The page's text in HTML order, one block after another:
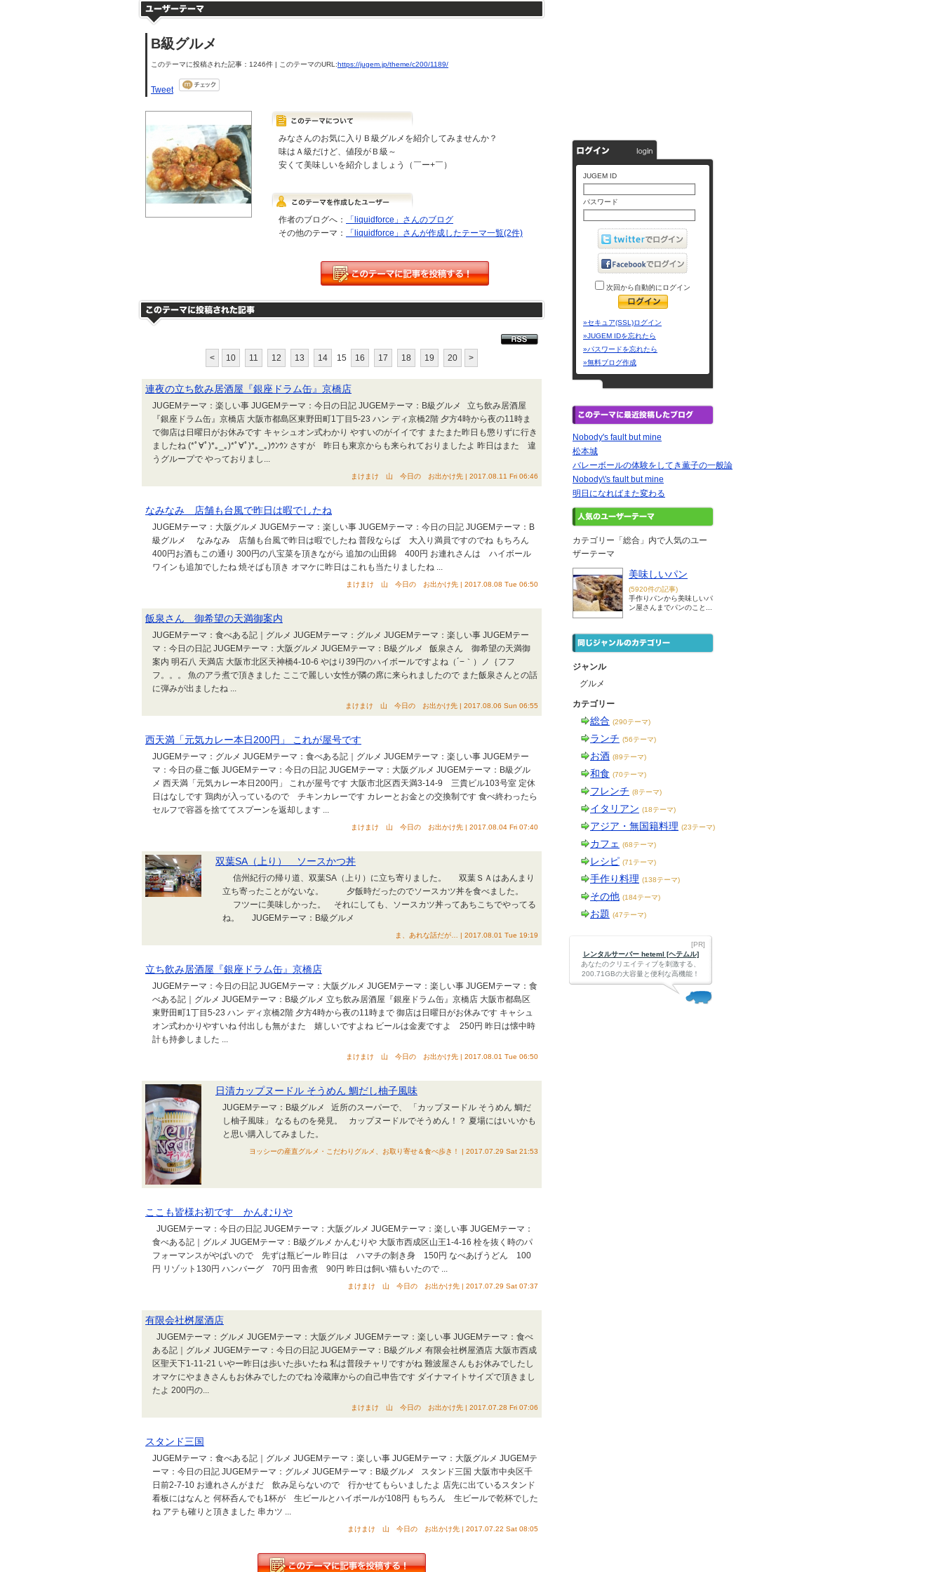
B級グルメ
このテーマに投稿された記事：1246件 | このテーマのURL:https://jugem.jp/theme/c200/1189/
Tweet
みなさんのお気に入りＢ級グルメを紹介してみませんか？
味はＡ級だけど、値段がＢ級～
安くて美味しいを紹介しましょう（￣ー+￣）
作者のブログへ：
「liquidforce」さんのブログ
その他のテーマ：
「liquidforce」さんが作成したテーマ一覧(2件)
< 10 11 12 13 14 15 16 17 18 19 20 >
連夜の立ち飲み居酒屋『銀座ドラム缶』京橋店
JUGEMテーマ：楽しい事 JUGEMテーマ：今日の日記 JUGEMテーマ：B級グルメ 立ち飲み居酒屋
『銀座ドラム缶』京橋店 大阪市都島区東野田町1丁目5-23 ハン ディ京橋2階 夕方4時から夜の11時ま
で御店は日曜日がお休みです キャシュオン式わかり やすいのがイイです またまた昨日も懲りずに行き
ましたね (*ﾟ∀ﾟ)*｡_｡)*ﾟ∀ﾟ)*｡_｡)ｳﾝｳﾝ さすが 昨日も東京からも来られておりましたよ 昨日はまた 違
うグループで やっておりまし...
まけまけ 山 今日の お出かけ先 | 2017.08.11 Fri 06:46
なみなみ 店舗も台風で昨日は暇でしたね
JUGEMテーマ：大阪グルメ JUGEMテーマ：楽しい事 JUGEMテーマ：今日の日記 JUGEMテーマ：B
級グルメ なみなみ 店舗も台風で昨日は暇でしたね 普段ならば 大入り満員ですのでね もちろん
400円お酒もこの通り 300円の八宝菜を頂きながら 追加の山田錦 400円 お連れさんは ハイボール
ワインも追加でしたね 焼そばも頂き オマケに昨日はこれも当たりましたね ...
まけまけ 山 今日の お出かけ先 | 2017.08.08 Tue 06:50
飯泉さん 御希望の天満御案内
JUGEMテーマ：食べある記｜グルメ JUGEMテーマ：グルメ JUGEMテーマ：楽しい事 JUGEMテー
マ：今日の日記 JUGEMテーマ：大阪グルメ JUGEMテーマ：B級グルメ 飯泉さん 御希望の天満御
案内 明石八 天満店 大阪市北区天神橋4-10-6 やはり39円のハイボールですよね（´−｀）ノ｛フフ
フ。。。 魚のアラ煮で頂きました ここで麗しい女性が隣の席に来られましたので また飯泉さんとの話
に弾みが出ましたね ...
まけまけ 山 今日の お出かけ先 | 2017.08.06 Sun 06:55
西天満「元気カレー本日200円」 これが屋号です
JUGEMテーマ：グルメ JUGEMテーマ：食べある記｜グルメ JUGEMテーマ：楽しい事 JUGEMテー
マ：今日の昼ご飯 JUGEMテーマ：今日の日記 JUGEMテーマ：大阪グルメ JUGEMテーマ：B級グル
メ 西天満「元気カレー本日200円」 これが屋号です 大阪市北区西天満3-14-9 三貴ビル103号室 定休
日はなしです 鶏肉が入っているので チキンカレーです カレーとお金との交換制です 食べ終わったら
セルフで容器を捨ててスプーンを返却します ...
まけまけ 山 今日の お出かけ先 | 2017.08.04 Fri 07:40
双葉SA（上り） ソースかつ丼
信州紀行の帰り道、双葉SA（上り）に立ち寄りました。 双葉ＳＡはあんまり
立ち寄ったことがないな。 夕飯時だったのでソースカツ丼を食べました。
フツーに美味しかった。 それにしても、ソースカツ丼ってあちこちでやってる
ね。 JUGEMテーマ：B級グルメ
ま、あれな話だが… | 2017.08.01 Tue 19:19
立ち飲み居酒屋『銀座ドラム缶』京橋店
JUGEMテーマ：今日の日記 JUGEMテーマ：大阪グルメ JUGEMテーマ：楽しい事 JUGEMテーマ：食
べある記｜グルメ JUGEMテーマ：B級グルメ 立ち飲み居酒屋『銀座ドラム缶』京橋店 大阪市都島区
東野田町1丁目5-23 ハン ディ京橋2階 夕方4時から夜の11時まで 御店は日曜日がお休みです キャシュ
オン式わかりやすいね 付出しも無がまた 嬉しいですよね ビールは金麦ですよ 250円 昨日は懐中時
計も持参しました ...
まけまけ 山 今日の お出かけ先 | 2017.08.01 Tue 06:50
日清カップヌードル そうめん 鯛だし柚子風味
JUGEMテーマ：B級グルメ 近所のスーパーで、 「カップヌードル そうめん 鯛だ
し柚子風味」 なるものを発見。 カップヌードルでそうめん！？ 夏場にはいいかも
と思い購入してみました。
ヨッシーの産直グルメ・こだわりグルメ、お取り寄せ＆食べ歩き！ | 2017.07.29 Sat 21:53
ここも皆様お初です かんむりや
JUGEMテーマ：今日の日記 JUGEMテーマ：大阪グルメ JUGEMテーマ：楽しい事 JUGEMテーマ：
食べある記｜グルメ JUGEMテーマ：B級グルメ かんむりや 大阪市西成区山王1-4-16 栓を抜く時のパ
フォーマンスがやばいので 先ずは瓶ビール 昨日は ハマチの剝き身 150円 なべあげうどん 100
円 リゾット130円 ハンバーグ 70円 田舎煮 90円 昨日は飼い猫もいたので ...
まけまけ 山 今日の お出かけ先 | 2017.07.29 Sat 07:37
有限会社桝屋酒店
JUGEMテーマ：グルメ JUGEMテーマ：大阪グルメ JUGEMテーマ：楽しい事 JUGEMテーマ：食べ
ある記｜グルメ JUGEMテーマ：今日の日記 JUGEMテーマ：B級グルメ 有限会社桝屋酒店 大阪市西成
区聖天下1-11-21 いやー昨日は歩いた歩いたね 私は普段チャリですがね 難波屋さんもお休みでしたし
オマケにやまきさんもお休みでしたのでね 冷蔵庫からの自己申告です ダイナマイトサイズで頂きまし
たよ 200円の...
まけまけ 山 今日の お出かけ先 | 2017.07.28 Fri 07:06
スタンド三国
JUGEMテーマ：食べある記｜グルメ JUGEMテーマ：楽しい事 JUGEMテーマ：大阪グルメ JUGEMテ
ーマ：今日の日記 JUGEMテーマ：グルメ JUGEMテーマ：B級グルメ スタンド三国 大阪市中央区千
日前2-7-10 お連れさんがまだ 飲み足らないので 行かせてもらいましたよ 店先に出ているスタンド
看板にはなんと 何杯呑んでも1杯が 生ビールとハイボールが108円 もちろん 生ビールで乾杯でした
ね アテも確りと頂きました 串カツ ...
まけまけ 山 今日の お出かけ先 | 2017.07.22 Sat 08:05
JUGEM ID
パスワード
次回から自動的にログイン
»セキュア(SSL)ログイン
»JUGEM IDを忘れたら
»パスワードを忘れたら
»無料ブログ作成
Nobody's fault but mine
松本城
バレーボールの体験をしてき薫子の一般論
Nobody\'s fault but mine
明日になればまた変わる
カテゴリー「総合」内で人気のユー
ザーテーマ
美味しいパン
(5920件の記事)
手作りパンから美味しいパ
ン屋さんまでパンのこと...
ジャンル
グルメ
カテゴリー
総合 (290テーマ)
ランチ (56テーマ)
お酒 (89テーマ)
和食 (70テーマ)
フレンチ (8テーマ)
イタリアン (18テーマ)
アジア・無国籍料理 (23テーマ)
カフェ (68テーマ)
レシピ (71テーマ)
手作り料理 (138テーマ)
その他 (184テーマ)
お題 (47テーマ)
[PR]
レンタルサーバー heteml [ヘテムル]
あなたのクリエイティブを刺激する、
200.71GBの大容量と便利な高機能！